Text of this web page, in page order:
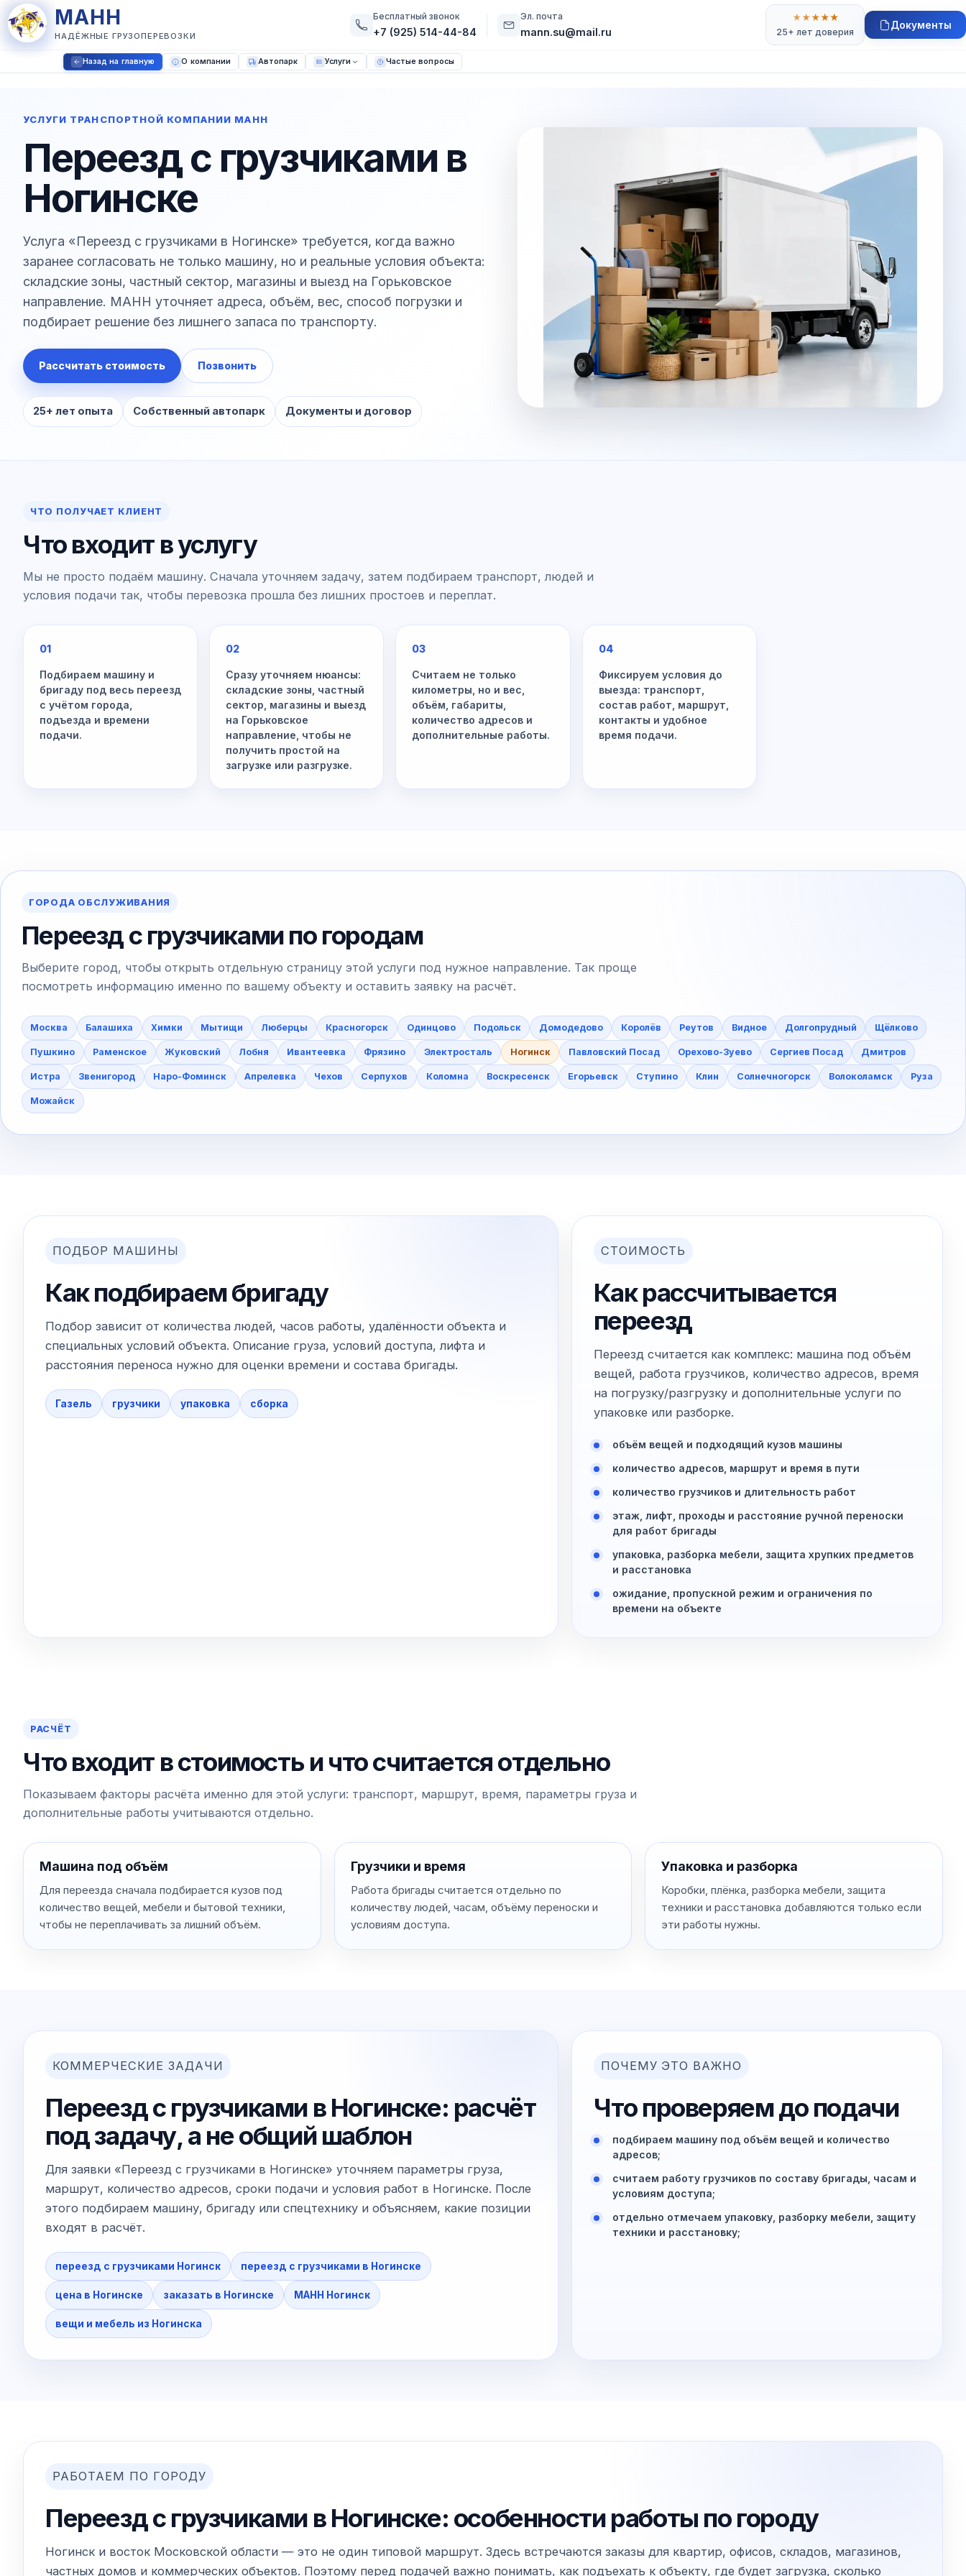
МАНН
НАДЁЖНЫЕ ГРУЗОПЕРЕВОЗКИ
Бесплатный звонок
+7 (925) 514-44-84
Эл. почта
mann.su@mail.ru
★★★★★
25+ лет доверия
Документы
Назад на главную О компании Автопарк Услуги Частые вопросы
УСЛУГИ ТРАНСПОРТНОЙ КОМПАНИИ МАНН
Переезд с грузчиками в
Ногинске
Услуга «Переезд с грузчиками в Ногинске» требуется, когда важно
заранее согласовать не только машину, но и реальные условия объекта:
складские зоны, частный сектор, магазины и выезд на Горьковское
направление. МАНН уточняет адреса, объём, вес, способ погрузки и
подбирает решение без лишнего запаса по транспорту.
Рассчитать стоимость Позвонить
25+ лет опыта Собственный автопарк Документы и договор
ЧТО ПОЛУЧАЕТ КЛИЕНТ
Что входит в услугу
Мы не просто подаём машину. Сначала уточняем задачу, затем подбираем транспорт, людей и
условия подачи так, чтобы перевозка прошла без лишних простоев и переплат.
01
Подбираем машину и
бригаду под весь переезд
с учётом города,
подъезда и времени
подачи.
02
Сразу уточняем нюансы:
складские зоны, частный
сектор, магазины и выезд
на Горьковское
направление, чтобы не
получить простой на
загрузке или разгрузке.
03
Считаем не только
километры, но и вес,
объём, габариты,
количество адресов и
дополнительные работы.
04
Фиксируем условия до
выезда: транспорт,
состав работ, маршрут,
контакты и удобное
время подачи.
ГОРОДА ОБСЛУЖИВАНИЯ
Переезд с грузчиками по городам
Выберите город, чтобы открыть отдельную страницу этой услуги под нужное направление. Так проще
посмотреть информацию именно по вашему объекту и оставить заявку на расчёт.
Москва Балашиха Химки Мытищи Люберцы Красногорск Одинцово Подольск Домодедово Королёв Реутов Видное Долгопрудный Щёлково
Пушкино Раменское Жуковский Лобня Ивантеевка Фрязино Электросталь Ногинск Павловский Посад Орехово-Зуево Сергиев Посад Дмитров
Истра Звенигород Наро-Фоминск Апрелевка Чехов Серпухов Коломна Воскресенск Егорьевск Ступино Клин Солнечногорск Волоколамск Руза
Можайск
ПОДБОР МАШИНЫ
Как подбираем бригаду
Подбор зависит от количества людей, часов работы, удалённости объекта и
специальных условий объекта. Описание груза, условий доступа, лифта и
расстояния переноса нужно для оценки времени и состава бригады.
Газель грузчики упаковка сборка
СТОИМОСТЬ
Как рассчитывается
переезд
Переезд считается как комплекс: машина под объём
вещей, работа грузчиков, количество адресов, время
на погрузку/разгрузку и дополнительные услуги по
упаковке или разборке.
объём вещей и подходящий кузов машины
количество адресов, маршрут и время в пути
количество грузчиков и длительность работ
этаж, лифт, проходы и расстояние ручной переноски
для работ бригады
упаковка, разборка мебели, защита хрупких предметов
и расстановка
ожидание, пропускной режим и ограничения по
времени на объекте
РАСЧЁТ
Что входит в стоимость и что считается отдельно
Показываем факторы расчёта именно для этой услуги: транспорт, маршрут, время, параметры груза и
дополнительные работы учитываются отдельно.
Машина под объём
Для переезда сначала подбирается кузов под
количество вещей, мебели и бытовой техники,
чтобы не переплачивать за лишний объём.
Грузчики и время
Работа бригады считается отдельно по
количеству людей, часам, объёму переноски и
условиям доступа.
Упаковка и разборка
Коробки, плёнка, разборка мебели, защита
техники и расстановка добавляются только если
эти работы нужны.
КОММЕРЧЕСКИЕ ЗАДАЧИ
Переезд с грузчиками в Ногинске: расчёт
под задачу, а не общий шаблон
Для заявки «Переезд с грузчиками в Ногинске» уточняем параметры груза,
маршрут, количество адресов, сроки подачи и условия работ в Ногинске. После
этого подбираем машину, бригаду или спецтехнику и объясняем, какие позиции
входят в расчёт.
переезд с грузчиками Ногинск переезд с грузчиками в Ногинске
цена в Ногинске заказать в Ногинске МАНН Ногинск
вещи и мебель из Ногинска
ПОЧЕМУ ЭТО ВАЖНО
Что проверяем до подачи
подбираем машину под объём вещей и количество
адресов;
считаем работу грузчиков по составу бригады, часам и
условиям доступа;
отдельно отмечаем упаковку, разборку мебели, защиту
техники и расстановку;
РАБОТАЕМ ПО ГОРОДУ
Переезд с грузчиками в Ногинске: особенности работы по городу
Ногинск и восток Московской области — это не один типовой маршрут. Здесь встречаются заказы для квартир, офисов, складов, магазинов,
частных домов и коммерческих объектов. Поэтому перед подачей важно понимать, как подъехать к объекту, где будет загрузка, сколько